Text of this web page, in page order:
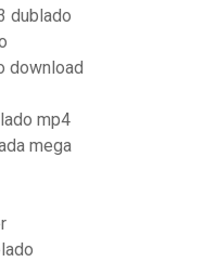
dublado
download
mp4
mega